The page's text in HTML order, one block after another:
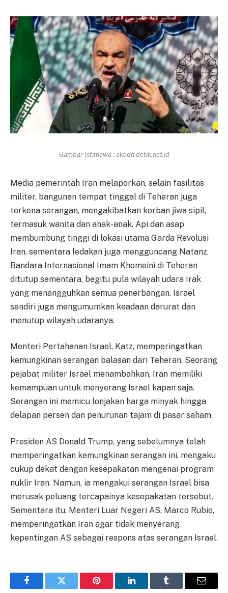
Gambar Istimewa : akcdn.detik.net.id
Media pemerintah Iran melaporkan, selain fasilitas
militer, bangunan tempat tinggal di Teheran juga
terkena serangan, mengakibatkan korban jiwa sipil,
termasuk wanita dan anak-anak. Api dan asap
membumbung tinggi di lokasi utama Garda Revolusi
Iran, sementara ledakan juga mengguncang Natanz.
Bandara Internasional Imam Khomeini di Teheran
ditutup sementara, begitu pula wilayah udara Irak
yang menangguhkan semua penerbangan. Israel
sendiri juga mengumumkan keadaan darurat dan
menutup wilayah udaranya.
Menteri Pertahanan Israel, Katz, memperingatkan
kemungkinan serangan balasan dari Teheran. Seorang
pejabat militer Israel menambahkan, Iran memiliki
kemampuan untuk menyerang Israel kapan saja.
Serangan ini memicu lonjakan harga minyak hingga
delapan persen dan penurunan tajam di pasar saham.
Presiden AS Donald Trump, yang sebelumnya telah
memperingatkan kemungkinan serangan ini, mengaku
cukup dekat dengan kesepakatan mengenai program
nuklir Iran. Namun, ia mengakui serangan Israel bisa
merusak peluang tercapainya kesepakatan tersebut.
Sementara itu, Menteri Luar Negeri AS, Marco Rubio,
memperingatkan Iran agar tidak menyerang
kepentingan AS sebagai respons atas serangan Israel.
FacebookTwitter Pinterest LinkedInTumblr Email